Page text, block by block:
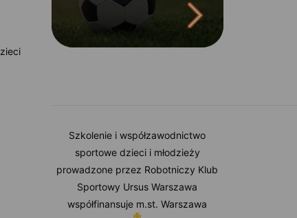
Szkolenie i współzawodnictwo
sportowe dzieci i młodzieży
prowadzone przez Robotniczy Klub
Sportowy Ursus Warszawa
współfinansuje m.st. Warszawa